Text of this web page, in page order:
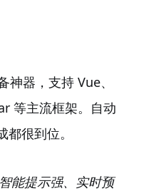
器，支持 Vue、
等主流框架。自动
很到位。
能提示强、实时预